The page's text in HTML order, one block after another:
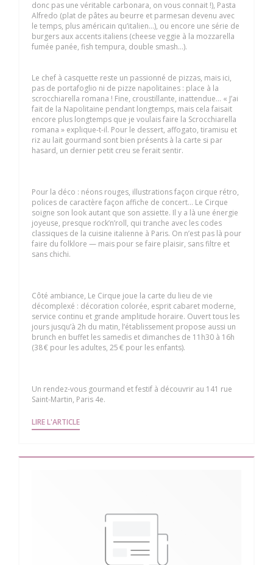
donc pas une véritable carbonara, on vous connait !), Pasta
Alfredo (plat de pâtes au beurre et parmesan devenu avec
le temps, plus américain qu’italien…), ou encore une série de
burgers aux accents italiens (cheese veggie à la mozzarella
fumée panée, fish tempura, double smash…).
Le chef à casquette reste un passionné de pizzas, mais ici,
pas de portafoglio ni de pizze napolitaines : place à la
scrocchiarella romana ! Fine, croustillante, inattendue… « J’ai
fait de la Napolitaine pendant longtemps, mais cela faisait
encore plus longtemps que je voulais faire la Scrocchiarella
romana » explique-t-il. Pour le dessert, affogato, tiramisu et
riz au lait gourmand sont bien présents à la carte si par
hasard, un dernier petit creu se ferait sentir.
Pour la déco : néons rouges, illustrations façon cirque rétro,
polices de caractère façon affiche de concert… Le Cirque
soigne son look autant que son assiette. Il y a là une énergie
joyeuse, presque rock’n’roll, qui tranche avec les codes
classiques de la cuisine italienne à Paris. On n’est pas là pour
faire du folklore — mais pour se faire plaisir, sans filtre et
sans chichi.
Côté ambiance, Le Cirque joue la carte du lieu de vie
décomplexé : décoration colorée, esprit cabaret moderne,
service continu et grande amplitude horaire. Ouvert tous les
jours jusqu’à 2h du matin, l’établissement propose aussi un
brunch en buffet les samedis et dimanches de 11h30 à 16h
(38 € pour les adultes, 25 € pour les enfants).
Un rendez-vous gourmand et festif à découvrir au 141 rue
Saint-Martin, Paris 4e.
LIRE L'ARTICLE((OUVRE UNE NOUVELLE FENÊTRE))